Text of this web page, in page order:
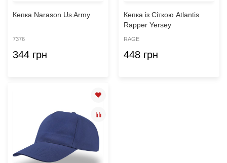
Кепка Narason Us Army
7376
344 грн
Кепка із Сіткою Atlantis
Rapper Yersey
RAGE
448 грн